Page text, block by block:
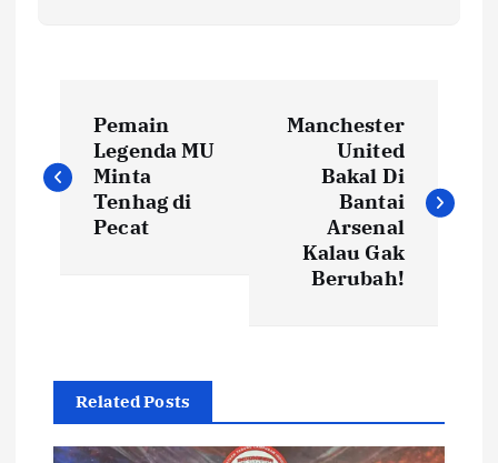
a
a
s
Pemain
Legenda MU
Minta
Tenhag di
Pecat
Manchester
United
Bakal Di
Bantai
Arsenal
Kalau Gak
Berubah!
Related Posts